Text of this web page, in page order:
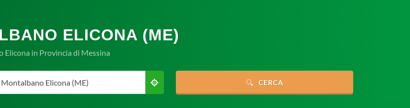
ELICONA (ME)
Elicona in Provincia di Messina
Montalbano Elicona (ME) CERCA